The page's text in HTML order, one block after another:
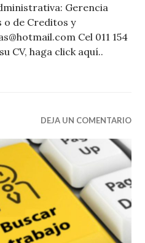
Gerencia
o de Creditos y
Cel 011 154
CV, haga click aquí..
DEJA UN COMENTARIO